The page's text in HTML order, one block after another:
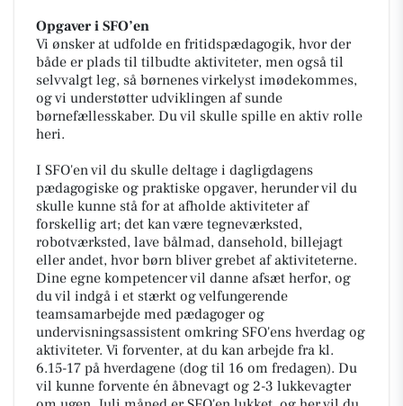
Opgaver i SFO’en
Vi ønsker at udfolde en fritidspædagogik, hvor der
både er plads til tilbudte aktiviteter, men også til
selvvalgt leg, så børnenes virkelyst imødekommes,
og vi understøtter udviklingen af sunde
børnefællesskaber. Du vil skulle spille en aktiv rolle
heri.
I SFO'en vil du skulle deltage i dagligdagens
pædagogiske og praktiske opgaver, herunder vil du
skulle kunne stå for at afholde aktiviteter af
forskellig art; det kan være tegneværksted,
robotværksted, lave bålmad, dansehold, billejagt
eller andet, hvor børn bliver grebet af aktiviteterne.
Dine egne kompetencer vil danne afsæt herfor, og
du vil indgå i et stærkt og velfungerende
teamsamarbejde med pædagoger og
undervisningsassistent omkring SFO'ens hverdag og
aktiviteter. Vi forventer, at du kan arbejde fra kl.
6.15-17 på hverdagene (dog til 16 om fredagen). Du
vil kunne forvente én åbnevagt og 2-3 lukkevagter